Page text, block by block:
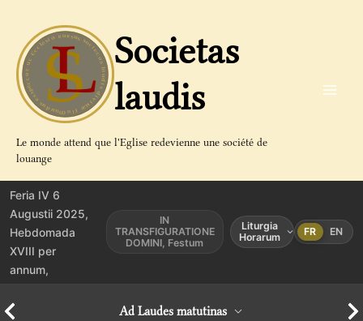
contenu
Societas
laudis
Le monde attend que l'Eglise redevienne une société de
louange
Feria IV 6
Augustii 2025,
Hebdomada
XVIII per
annum,
IN
TRANSFIGURATIONE
DOMINI, Festum
Liturgia
Horarum
FR EN
Ad Laudes matutinas